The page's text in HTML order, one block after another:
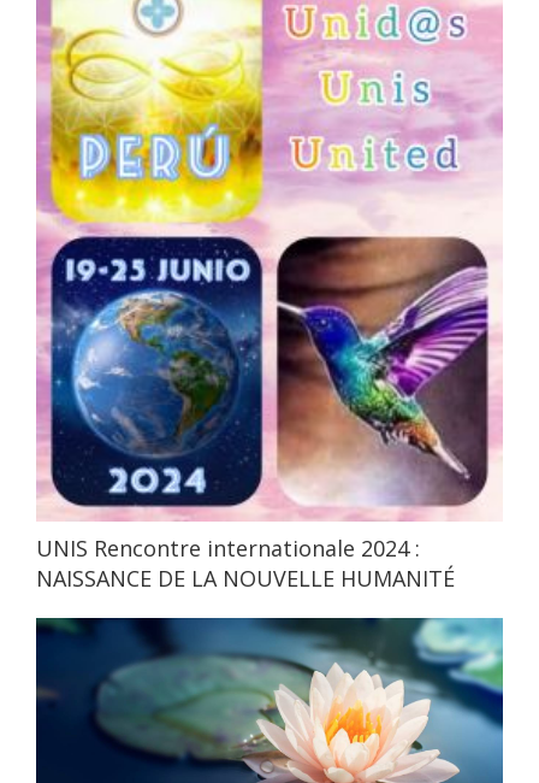
UNIS Rencontre internationale 2024 :
NAISSANCE DE LA NOUVELLE HUMANITÉ